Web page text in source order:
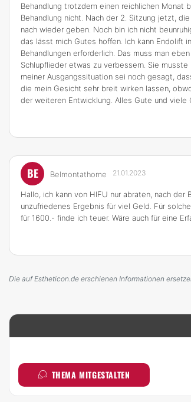
Behandlung trotzdem einen reichlichen Monat
Behandlung nicht. Nach der 2. Sitzung jetzt,
nach wieder geben. Noch bin ich nicht
das lässt mich Gutes hoffen. Ich kann Endolift
Behandlungen erforderlich. Das muss man
Schlupflieder etwas zu verbessern. Sie
meiner Ausgangssituation sei noch gesagt,
die mein Gesicht sehr breit wirken lassen,
der weiteren Entwicklung. Alles Gute und viele
BE Belmontathome 21.01.2023
Hallo, ich kann von HIFU nur abraten, nach
unzufriedenes Ergebnis für viel Geld. Für
für 1600.- finde ich teuer. Wäre auch für eine
Die auf Estheticon.de erschienen Informationen
THEMA MITGESTALTEN